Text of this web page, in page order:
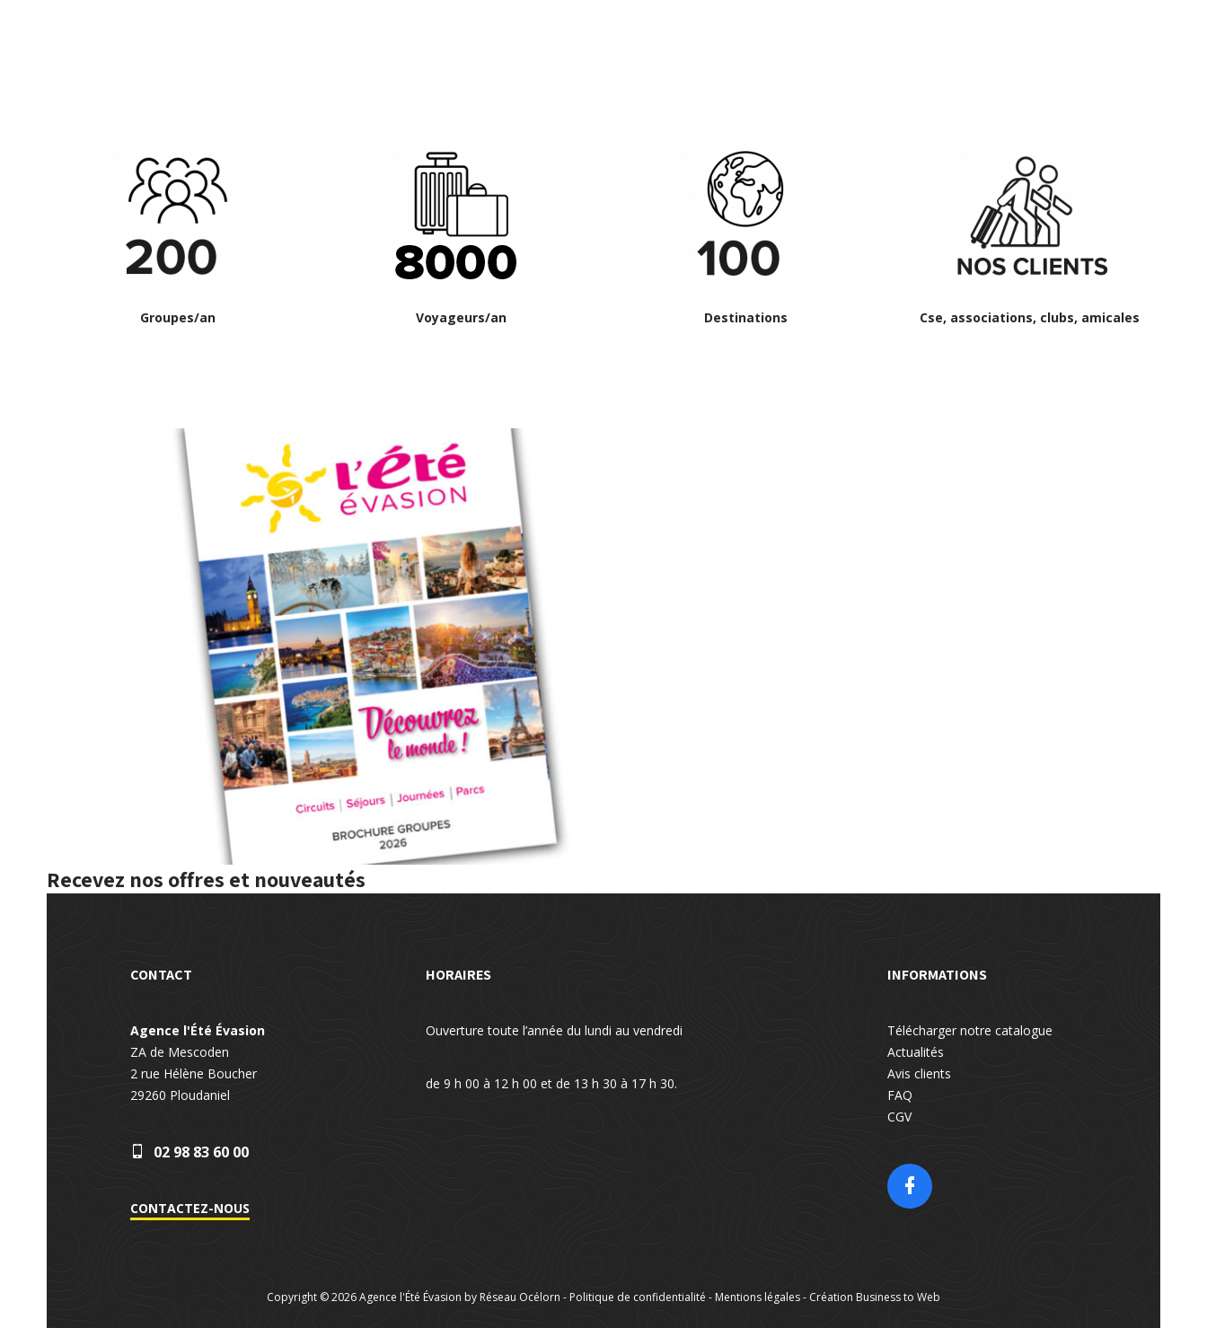
Groupes/an Voyageurs/an Destinations Cse, associations, clubs, amicales
Recevez nos offres et nouveautés
CONTACT
Agence l'Été Évasion
ZA de Mescoden
2 rue Hélène Boucher
29260 Ploudaniel
02 98 83 60 00
CONTACTEZ-NOUS
HORAIRES
Ouverture toute l’année du lundi au vendredi
de 9 h 00 à 12 h 00 et de 13 h 30 à 17 h 30.
INFORMATIONS
Télécharger notre catalogue
Actualités
Avis clients
FAQ
CGV
Copyright © 2026 Agence l'Été Évasion by Réseau Océlorn -Politique de confidentialité - Mentions légales- Création Business to Web